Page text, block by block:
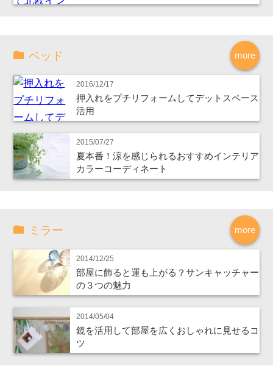
more
ベッド
2016/12/17
押入れをプチリフォームしてデットスペース
活用
2015/07/27
夏本番！涼を感じられるおすすめインテリア
カラーコーディネート
more
ミラー
2014/12/25
部屋に飾ると運も上がる？サンキャッチャー
の３つの魅力
2014/05/04
鏡を活用して部屋を広くおしゃれに見せるコ
ツ